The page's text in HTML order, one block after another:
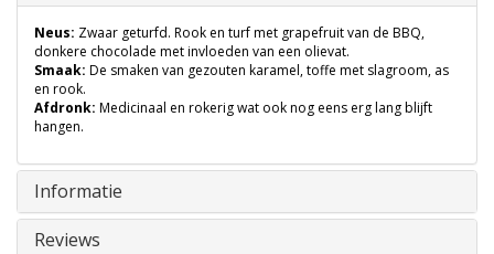
Neus: Zwaar geturfd. Rook en turf met grapefruit van de BBQ,
donkere chocolade met invloeden van een olievat.
Smaak: De smaken van gezouten karamel, toffe met slagroom, as
en rook.
Afdronk: Medicinaal en rokerig wat ook nog eens erg lang blijft
hangen.
Informatie
Reviews